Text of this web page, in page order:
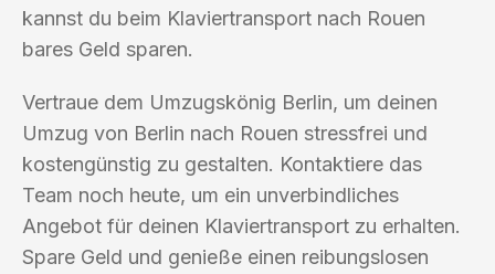
kannst du beim Klaviertransport nach Rouen
bares Geld sparen.
Vertraue dem Umzugskönig Berlin, um deinen
Umzug von Berlin nach Rouen stressfrei und
kostengünstig zu gestalten. Kontaktiere das
Team noch heute, um ein unverbindliches
Angebot für deinen Klaviertransport zu erhalten.
Spare Geld und genieße einen reibungslosen